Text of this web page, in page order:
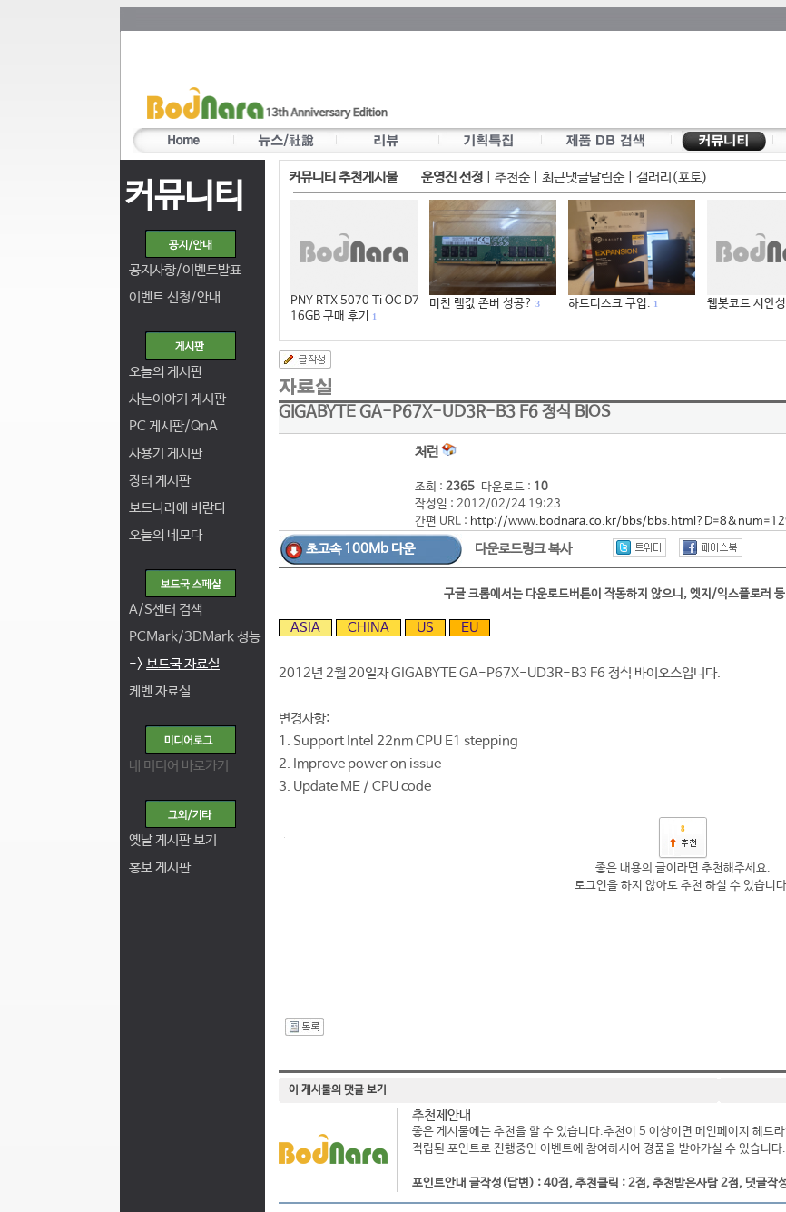
커뮤니티
공지사항/이벤트발표
이벤트 신청/안내
오늘의 게시판
사는이야기 게시판
PC 게시판/QnA
사용기 게시판
장터 게시판
보드나라에 바란다
오늘의 네모다
A/S센터 검색
PCMark/3DMark 성능
-> 보드국 자료실
케벤 자료실
내 미디어 바로가기
옛날 게시판 보기
홍보 게시판
커뮤니티 추천게시물 운영진 선정 추천순| 최근댓글달린순| 갤러리(포토)
PNY RTX 5070 Ti OC D7
16GB 구매 후기
1
미친 램값 존버 성공? 3 하드디스크 구입. 1 웹봇코드 시안
GIGABYTE GA-P67X-UD3R-B3 F6 정식 BIOS
처런
조회 : 2365 다운로드 : 10
작성일 : 2012/02/24 19:23
간편 URL : http://www.bodnara.co.kr/bbs/
초고속 100Mb 다운 다운로드링크 복사
구글 크롬에서는 다운로드버튼이 작동하지 않으니, 엣지/익스플로러
ASIA CHINA US EU
2012년 2월 20일자 GIGABYTE GA-P67X-UD3R-B3 F6 정식 바이오스입니다.
변경사항:
1. Support Intel 22nm CPU E1 stepping
2. Improve power on issue
3. Update ME / CPU code
8
좋은 내용의 글이라면 추천해주세요.
로그인을 하지 않아도 추천 하실 수 있습니
이 게시물의 댓글 보기
추천제안내
좋은 게시물에는 추천을 할 수 있습니다.추천이 5 이상이면 메인페이지 헤드
적립된 포인트로 진행중인 이벤트에 참여하시어 경품을 받아가실 수 있습니다.
포인트안내 글작성(답변) : 40점, 추천클릭 : 2점, 추천받은사람 2점, 댓글작